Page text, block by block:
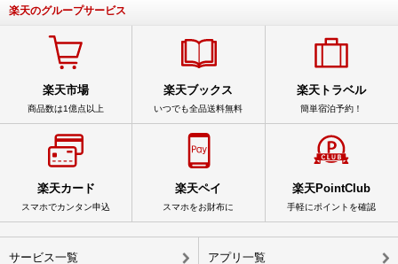
楽天のグループサービス
楽天市場
商品数は1億点以上
楽天ブックス
いつでも全品送料無料
楽天トラベル
簡単宿泊予約！
楽天カード
スマホでカンタン申込
楽天ペイ
スマホをお財布に
楽天PointClub
手軽にポイントを確認
サービス一覧 アプリ一覧